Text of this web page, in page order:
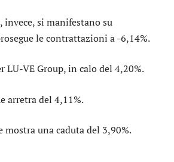
si manifestano su
le contrattazioni a -6,14%.
LU-VE Group, in calo del 4,20%.
arretra del 4,11%.
mostra una caduta del 3,90%.